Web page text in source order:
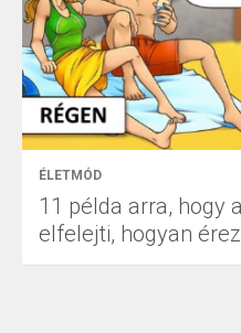
ÉLETMÓD
11 példa arra, hogy
elfelejti, hogyan